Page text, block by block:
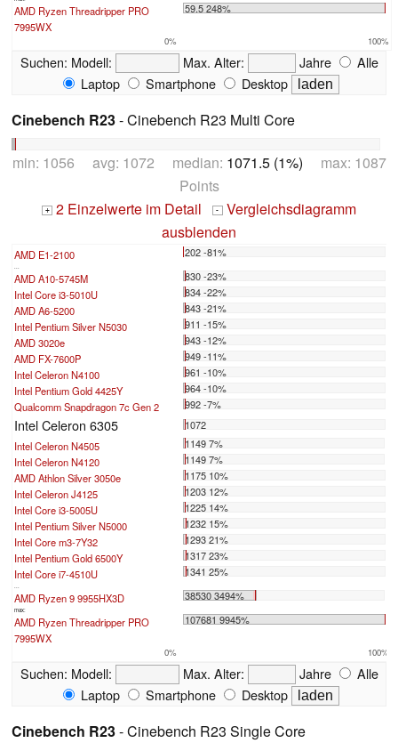
AMD Ryzen Threadripper PRO
7995WX
59.5 248%
0% 100%
Suchen: Modell: Max. Alter: Jahre
Alle
Laptop
Smartphone Desktop
Cinebench R23- Cinebench R23 Multi Core
min: 1056 avg: 1072 median: 1071.5 (1%) max: 1087
Points
+ 2 Einzelwerte im Detail - Vergleichsdiagramm
ausblenden
AMD E1-2100 202 -81%
...
AMD A10-5745M
830 -23%
Intel Core i3-5010U
834 -22%
AMD A6-5200
843 -21%
Intel Pentium Silver N5030
911 -15%
AMD 3020e
943 -12%
AMD FX-7600P
949 -11%
Intel Celeron N4100
961 -10%
Intel Pentium Gold 4425Y
964 -10%
Qualcomm Snapdragon 7c Gen 2
992 -7%
Intel Celeron 6305
1072
Intel Celeron N4505
1149 7%
Intel Celeron N4120
1149 7%
AMD Athlon Silver 3050e
1175 10%
Intel Celeron J4125
1203 12%
Intel Core i3-5005U
1225 14%
Intel Pentium Silver N5000
1232 15%
Intel Core m3-7Y32
1293 21%
Intel Pentium Gold 6500Y
1317 23%
Intel Core i7-4510U
1341 25%
...
AMD Ryzen 9 9955HX3D 38530 3494%
max:
AMD Ryzen Threadripper PRO
7995WX
107681 9945%
0% 100%
Suchen: Modell: Max. Alter: Jahre
Alle
Laptop
Smartphone Desktop
Cinebench R23- Cinebench R23 Single Core